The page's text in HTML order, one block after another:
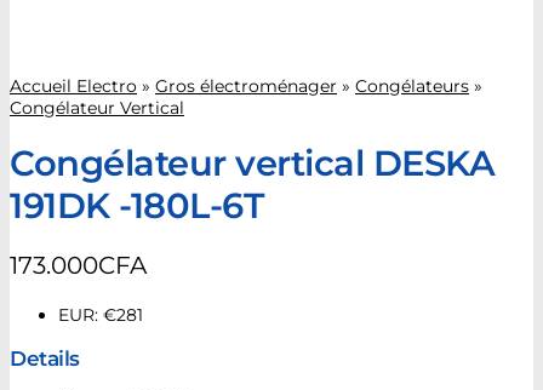
Accueil Electro » Gros électroménager » Congélateurs »
Congélateur Vertical
Congélateur vertical DESKA
191DK -180L-6T
173.000CFA
EUR: €281
Details